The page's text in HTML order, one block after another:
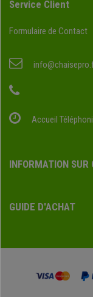
Service Client
Formulaire de Contact
Accueil
INFORMATION SUR
GUIDE D'ACHAT